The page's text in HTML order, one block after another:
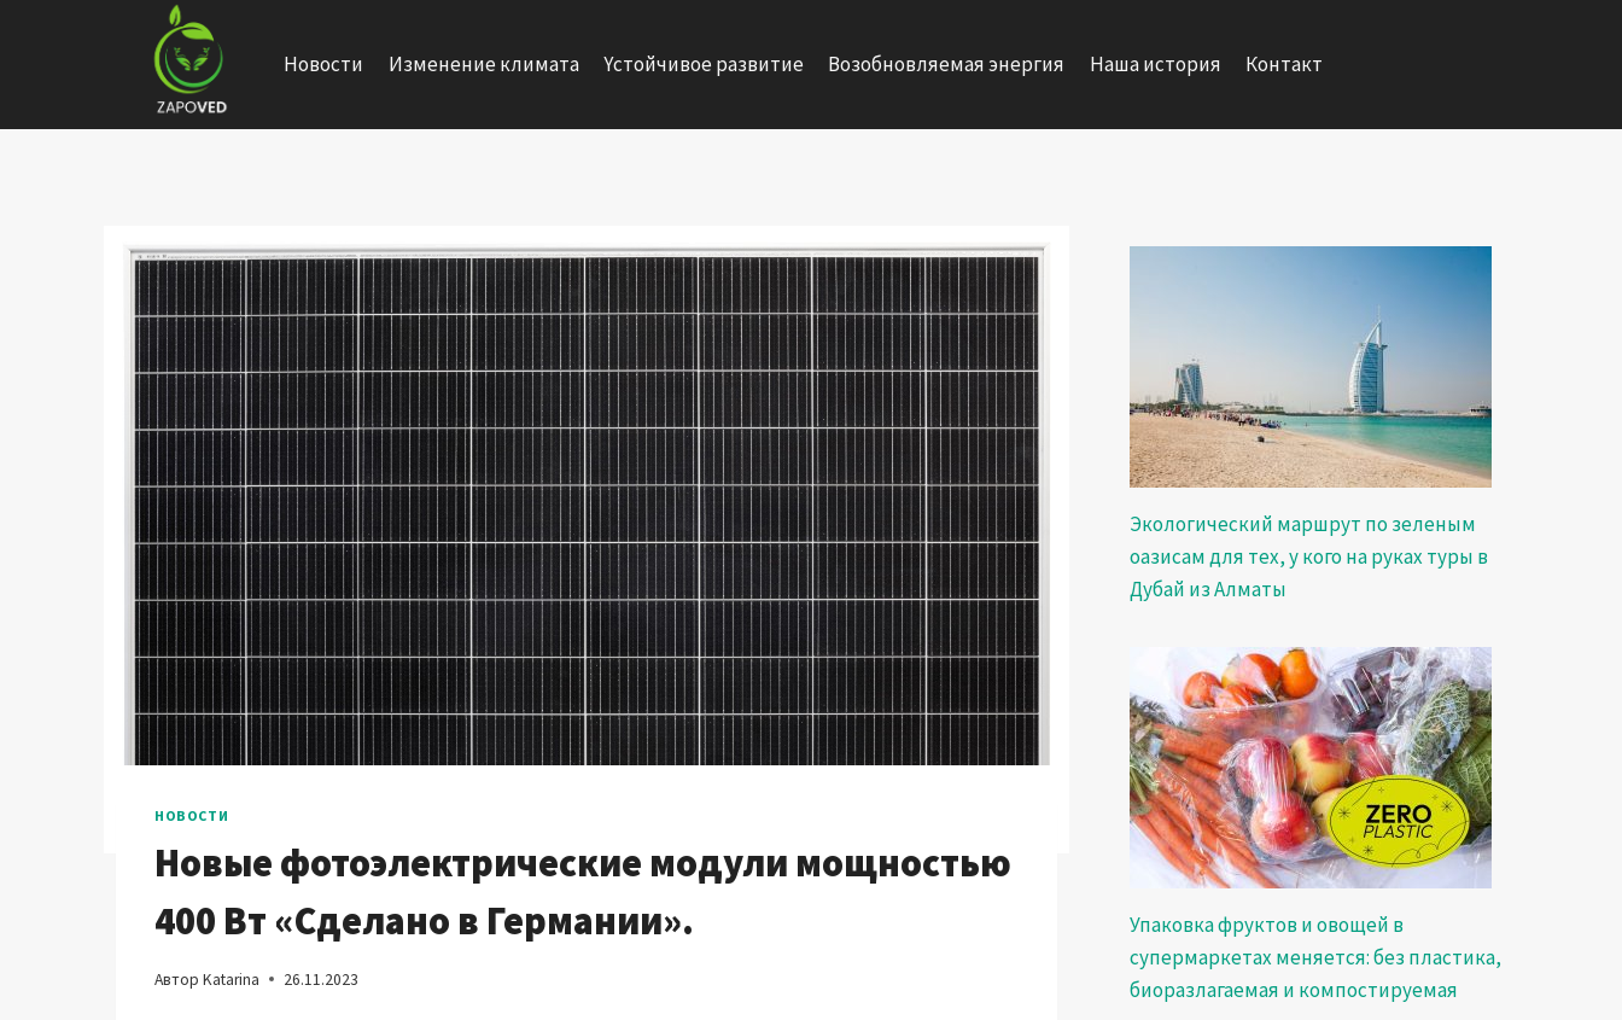
Новости Изменение климата Yстойчивое развитие Возобновляемая энергия Наша история Контакт
НОВОСТИ
Новые фотоэлектрические модули мощностью
400 Вт «Сделано в Германии».
Автор Katarina 26.11.2023
Экологический маршрут по зеленым
оазисам для тех, у кого на руках туры в
Дубай из Алматы
Упаковка фруктов и овощей в
супермаркетах меняется: без пластика,
биоразлагаемая и компостируемая